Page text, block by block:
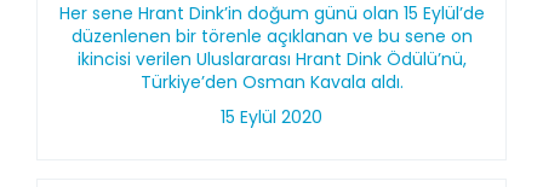
Her sene Hrant Dink’in doğum günü olan 15 Eylül’de
düzenlenen bir törenle açıklanan ve bu sene on
ikincisi verilen Uluslararası Hrant Dink Ödülü’nü,
Türkiye’den Osman Kavala aldı.
15 Eylül 2020